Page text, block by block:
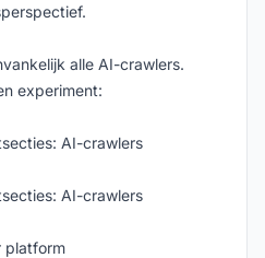
alle AI-crawlers.
experiment:
AI-crawlers
AI-crawlers
platform